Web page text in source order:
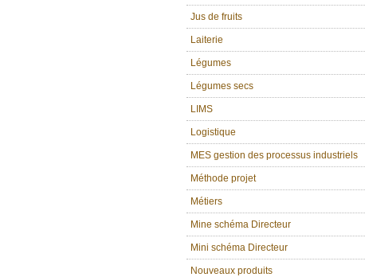
Jus de fruits
Laiterie
Légumes
Légumes secs
LIMS
Logistique
MES gestion des processus industriels
Méthode projet
Métiers
Mine schéma Directeur
Mini schéma Directeur
Nouveaux produits